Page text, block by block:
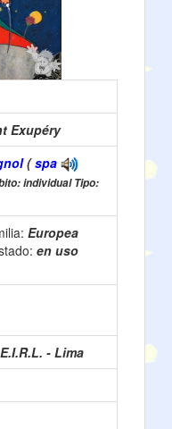
Exupéry
(spa
individual Tipo:
Europea
en uso
- Lima